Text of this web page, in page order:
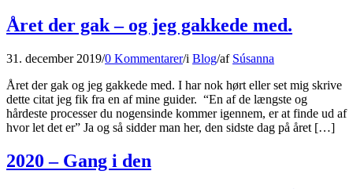
Året der gak – og jeg gakkede med.
31. december 2019/0 Kommentarer/i Blog/af Súsanna
Året der gak og jeg gakkede med. I har nok hørt eller set mig skrive
dette citat jeg fik fra en af mine guider. “En af de længste og
hårdeste processer du nogensinde kommer igennem, er at finde ud af
hvor let det er” Ja og så sidder man her, den sidste dag på året […]
2020 – Gang i den